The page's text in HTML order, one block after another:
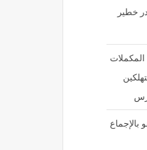
خطير
بالإجماع